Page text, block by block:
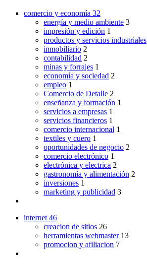
comercio y economía 32
energía y medio ambiente 3
impresión y edición 1
productos y servicios industriales
inmobiliario 2
contabilidad 2
minas y forrajes 1
economía y sociedad 2
empleo 1
Comercio de Detalle 2
enseñanza y formación 1
servicios a empresas 1
servicios financieros 1
comercio internacional 1
textiles y cuero 1
oportunidades de negocio 2
comercio electrónico 1
electrónica y electrica 2
gastronomía y alimentación 2
inversiones 1
marketing y publicidad 3
internet 46
creacion de sitios 26
herramientas webmaster 13
promocion y afiliacion 7